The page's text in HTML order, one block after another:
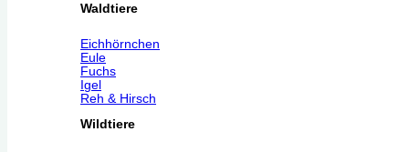
Waldtiere
Eichhörnchen
Eule
Fuchs
Igel
Reh & Hirsch
Wildtiere